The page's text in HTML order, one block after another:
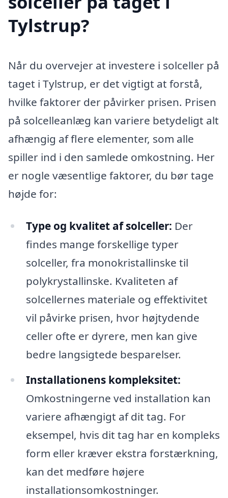
Tylstrup?
Når du overvejer at investere i solceller på
taget i Tylstrup, er det vigtigt at forstå,
hvilke faktorer der påvirker prisen. Prisen
på solcelleanlæg kan variere betydeligt alt
afhængig af flere elementer, som alle
spiller ind i den samlede omkostning. Her
er nogle væsentlige faktorer, du bør tage
højde for:
Type og kvalitet af solceller: Der
findes mange forskellige typer
solceller, fra monokristallinske til
polykrystallinske. Kvaliteten af
solcellernes materiale og effektivitet
vil påvirke prisen, hvor højtydende
celler ofte er dyrere, men kan give
bedre langsigtede besparelser.
Installationens kompleksitet:
Omkostningerne ved installation kan
variere afhængigt af dit tag. For
eksempel, hvis dit tag har en kompleks
form eller kræver ekstra forstærkning,
kan det medføre højere
installationsomkostninger.